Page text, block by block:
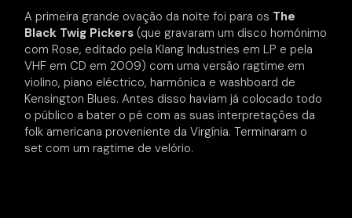
A primeira grande ovação da noite foi para os The
Black Twig Pickers (que gravaram um disco homónimo
com Rose, editado pela Klang Industries em LP e pela
VHF em CD em 2009) com uma versão ragtime em
violino, piano eléctrico, harmónica e washboard de
Kensington Blues. Antes disso haviam já colocado todo
o público a bater o pé com as suas interpretações da
folk americana proveniente da Virgínia. Terminaram o
set com um ragtime de velório.